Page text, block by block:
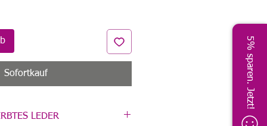
5% sparen. Jetzt!
Sofortkauf
LEDER